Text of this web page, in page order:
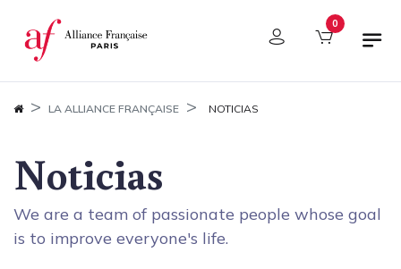
Panel de gestión de cookies 0
LA ALLIANCE FRANÇAISE NOTICIAS
Noticias
We are a team of passionate people whose goal
is to improve everyone's life.